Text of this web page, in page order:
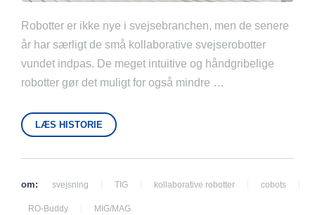
Robotter er ikke nye i svejsebranchen, men de senere
år har særligt de små kollaborative svejserobotter
vundet indpas. De meget intuitive og håndgribelige
robotter gør det muligt for også mindre …
LÆS HISTORIE
om: svejsning TIG kollaborative robotter cobots
RO-Buddy MIG/MAG